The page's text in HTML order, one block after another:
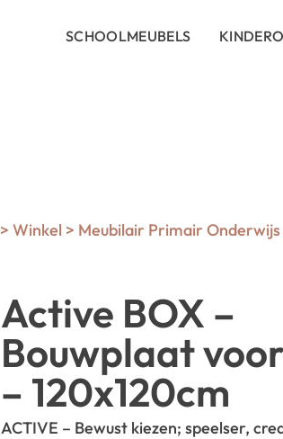
SCHOOLMEUBELS
> Winkel > Meubilair Primair Onderwijs
Active BOX –
Bouwplaat
– 120x120cm
ACTIVE – Bewust kiezen; speelser,